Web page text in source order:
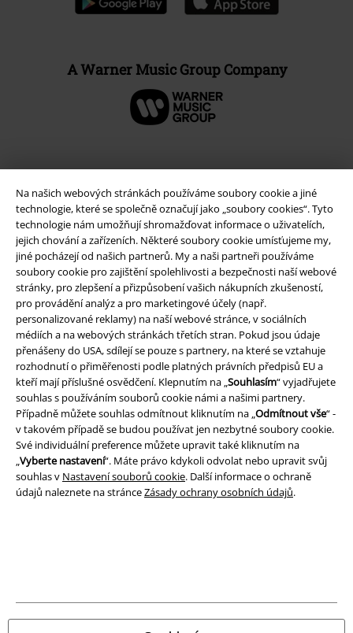
Na našich webových stránkách používáme soubory cookie a jiné
technologie, které se společně označují jako „soubory cookies“. Tyto
technologie nám umožňují shromažďovat informace o uživatelích,
jejich chování a zařízeních. Některé soubory cookie umísťujeme my,
jiné pocházejí od našich partnerů. My a naši partneři používáme
soubory cookie pro zajištění spolehlivosti a bezpečnosti naší webové
stránky, pro zlepšení a přizpůsobení vašich nákupních zkušeností,
pro provádění analýz a pro marketingové účely (např.
personalizované reklamy) na naší webové stránce, v sociálních
médiích a na webových stránkách třetích stran. Pokud jsou údaje
přenášeny do USA, sdílejí se pouze s partnery, na které se vztahuje
rozhodnutí o přiměřenosti podle platných právních předpisů EU a
kteří mají příslušné osvědčení. Klepnutím na „Souhlasím“ vyjadřujete
souhlas s používáním souborů cookie námi a našimi partnery.
Případně můžete souhlas odmítnout kliknutím na „Odmítnout vše“ -
v takovém případě se budou používat jen nezbytné soubory cookie.
Své individuální preference můžete upravit také kliknutím na
„Vyberte nastavení“. Máte právo kdykoli odvolat nebo upravit svůj
souhlas v Nastavení souborů cookie. Další informace o ochraně
údajů naleznete na stránceZásady ochrany osobních údajů.
A Warner Music Group Company
Právní informace
Podmínky
Prohlášení
Ochrana osobních údajů
Likvidace odpadu a ochrana životního prostředí
Prohlášení o shodě
Informace o přístupnosti